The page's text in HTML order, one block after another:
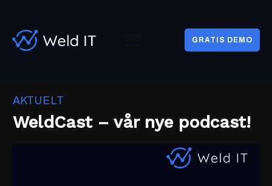
GRATIS DEMO
AKTUELT
WeldCast – vår nye podcast!